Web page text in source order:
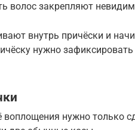
волос закрепляют
внутрь причёски и
нужно
воплощения нужно только